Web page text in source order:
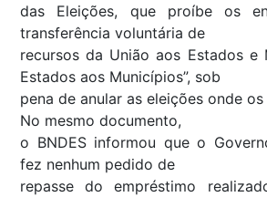
das Eleições, que proíbe os
transferência voluntária de
recursos da União aos Estados e
Estados aos Municípios”, sob
pena de anular as eleições onde
No mesmo documento,
o BNDES informou que o
fez nenhum pedido de
repasse do empréstimo